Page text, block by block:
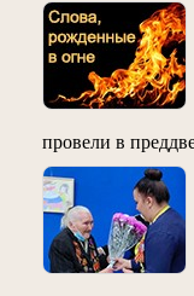
провели в